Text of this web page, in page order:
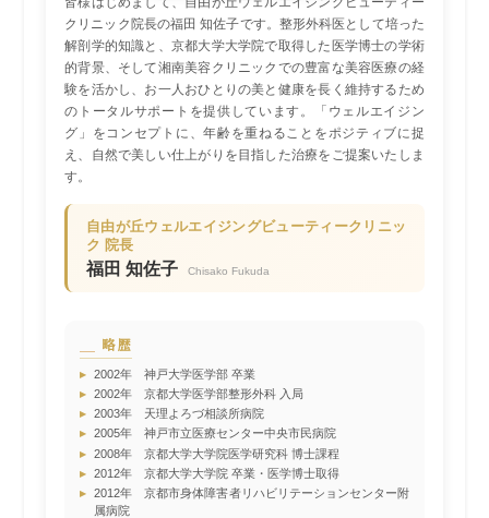
クリニック院長の福田 知佐子です。整形外科医として培った
解剖学的知識と、京都大学大学院で取得した医学博士の学術
的背景、そして湘南美容クリニックでの豊富な美容医療の経
験を活かし、お一人おひとりの美と健康を長く維持するため
のトータルサポートを提供しています。「ウェルエイジン
グ」をコンセプトに、年齢を重ねることをポジティブに捉
え、自然で美しい仕上がりを目指した治療をご提案いたしま
す。
自由が丘ウェルエイジングビューティークリニッ
ク 院長
福田 知佐子 Chisako Fukuda
略歴
▸
2002年 神戸大学医学部 卒業
▸
2002年 京都大学医学部整形外科 入局
▸
2003年 天理よろづ相談所病院
▸
2005年 神戸市立医療センター中央市民病院
▸
2008年 京都大学大学院医学研究科 博士課程
▸
2012年 京都大学大学院 卒業・医学博士取得
▸
2012年 京都市身体障害者リハビリテーションセンター附
属病院